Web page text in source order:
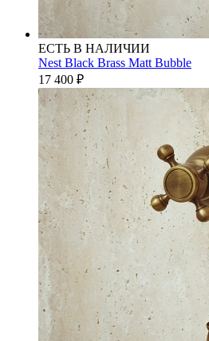
ЕСТЬ В НАЛИЧИИ
Nest Black Brass Matt Bubble
17 400 ₽